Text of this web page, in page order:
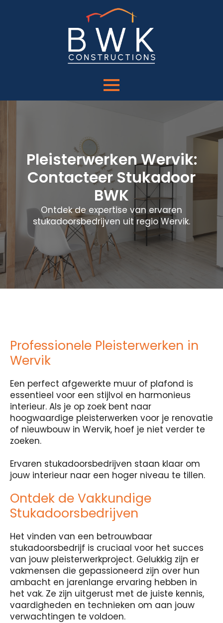
Pleisterwerken Wervik:
Contacteer Stukadoor
BWK
Ontdek de expertise van ervaren
stukadoorsbedrijven uit regio Wervik.
Professionele Pleisterwerken in
Wervik
Een perfect afgewerkte muur of plafond is
essentieel voor een stijlvol en harmonieus
interieur. Als je op zoek bent naar
hoogwaardige pleisterwerken voor je renovatie
of nieuwbouw in Wervik, hoef je niet verder te
zoeken.
Ervaren stukadoorsbedrijven staan klaar om
jouw interieur naar een hoger niveau te tillen.
Ontdek de Vakkundige
Stukadoorsbedrijven
Het vinden van een betrouwbaar
stukadoorsbedrijf is cruciaal voor het succes
van jouw pleisterwerkproject. Gelukkig zijn er
vakmensen die gepassioneerd zijn over hun
ambacht en jarenlange ervaring hebben in
het vak. Ze zijn uitgerust met de juiste kennis,
vaardigheden en technieken om aan jouw
verwachtingen te voldoen.